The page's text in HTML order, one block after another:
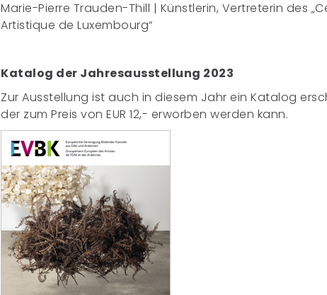
Marie-Pierre Trauden-Thill | Künstlerin, Vertreterin des
Artistique de Luxembourg“
Katalog der Jahresausstellung 2023
Zur Ausstellung ist auch in diesem Jahr ein Katalog
der zum Preis von EUR 12,- erworben werden kann.